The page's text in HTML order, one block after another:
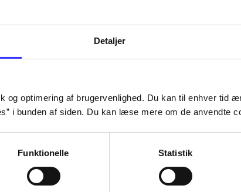
Detaljer
og optimering af brugervenlighed. Du kan til enhver tid
i bunden af siden. Du kan læse mere om de anvendte
Funktionelle Statistik